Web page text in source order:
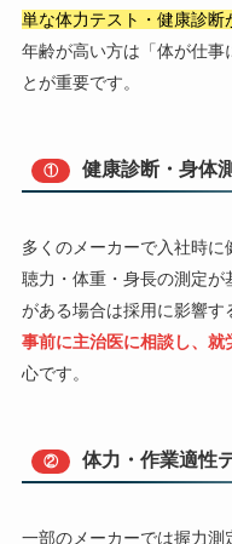
単な体力テスト・健康診
年齢が高い方は「体が仕事
とが重要です。
① 健康診断・身体
多くのメーカーで入社時に
聴力・体重・身長の測定が
がある場合は採用に影響す
事前に主治医に相談し、就
心です。
② 体力・作業適性
一部のメーカーでは握力測